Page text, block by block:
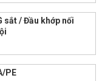
sắt / Đầu khớp nối
PE